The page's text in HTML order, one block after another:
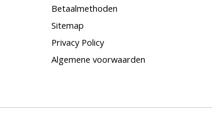
Betaalmethoden
Sitemap
Privacy Policy
Algemene voorwaarden